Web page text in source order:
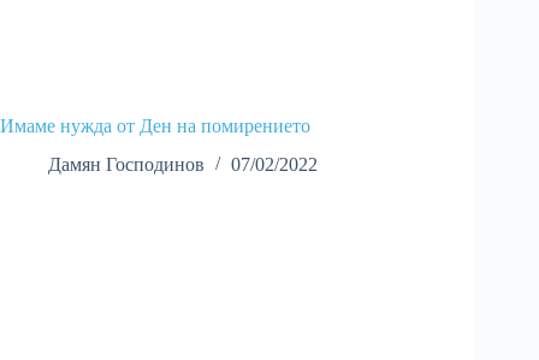
Имаме нужда от Ден на помирението
Дамян Господинов
07/02/2022